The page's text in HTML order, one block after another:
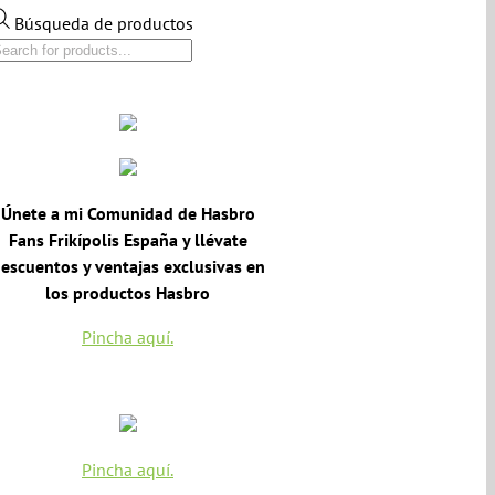
Búsqueda de productos
Únete a mi Comunidad de Hasbro
Fans Frikípolis España y llévate
y ventajas exclusivas en
los productos Hasbro
Pincha aquí.
Pincha aquí.